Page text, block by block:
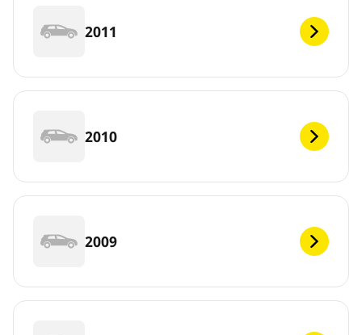
2011
2010
2009